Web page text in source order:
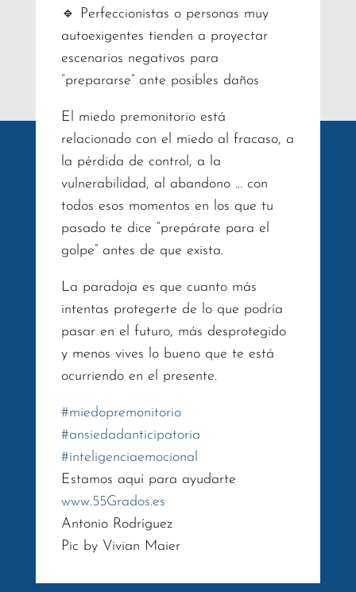
🔹 Perfeccionistas o personas muy
autoexigentes tienden a proyectar
escenarios negativos para
“prepararse” ante posibles daños
El miedo premonitorio está
relacionado con el miedo al fracaso, a
la pérdida de control, a la
vulnerabilidad, al abandono … con
todos esos momentos en los que tu
pasado te dice “prepárate para el
golpe” antes de que exista.
La paradoja es que cuanto más
intentas protegerte de lo que podría
pasar en el futuro, más desprotegido
y menos vives lo bueno que te está
ocurriendo en el presente.
#miedopremonitorio
#ansiedadanticipatoria
#inteligenciaemocional
Estamos aquí para ayudarte
www.55Grados.es
Antonio Rodríguez
Pic by Vivian Maier